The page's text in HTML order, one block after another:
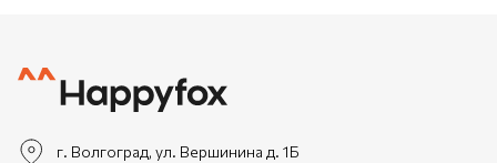
г. Волгоград, ул. Вершинина д. 1Б